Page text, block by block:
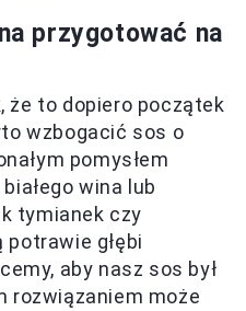
przygotować na
że to dopiero początek
wzbogacić sos o
pomysłem
wina lub
tymianek czy
potrawie głębi
aby nasz sos był
rozwiązaniem może